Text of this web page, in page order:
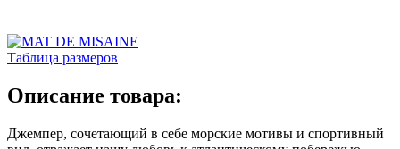
Таблица размеров
Описание товара:
Джемпер, сочетающий в себе морские мотивы и спортивный